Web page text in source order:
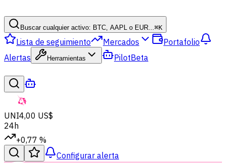
Buscar cualquier activo: BTC, AAPL o EUR...⌘K
Lista de seguimiento Mercados
Portafolio
Alertas
Herramientas PilotBeta
UNI4,00 US$
24h
+0,77 %
Configurar alerta